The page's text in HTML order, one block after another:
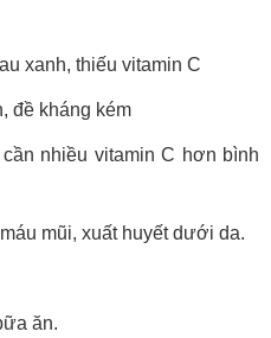
xanh, thiếu vitamin C
đề kháng kém
cần nhiều vitamin C hơn bình
mũi, xuất huyết dưới da.
ăn.